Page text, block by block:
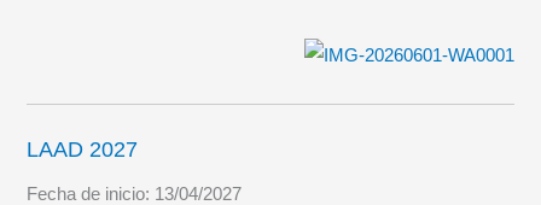
LAAD 2027
Fecha de inicio: 13/04/2027